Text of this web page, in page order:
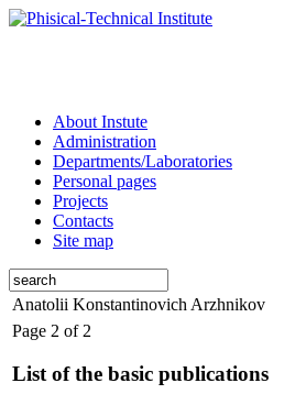
About Instute
Administration
Departments/Laboratories
Personal pages
Projects
Contacts
Site map
Anatolii Konstantinovich Arzhnikov
Page 2 of 2
List of the basic publications